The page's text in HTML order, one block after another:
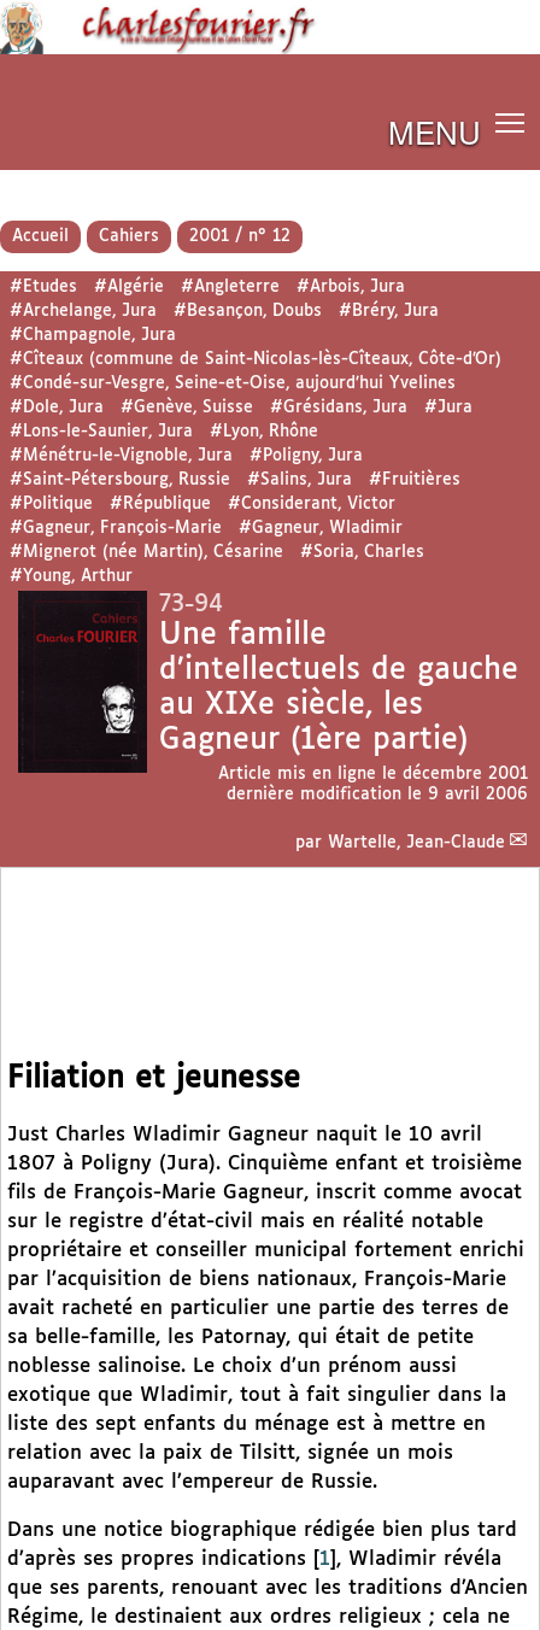
MENU
Accueil Cahiers 2001 / n° 12
#Etudes #Algérie #Angleterre
#Arbois, Jura
#Archelange, Jura
#Besançon, Doubs
#Bréry, Jura
#Champagnole, Jura
#Cîteaux (commune de Saint-Nicolas-lès-Cîteaux, Côte-d’Or)
#Condé-sur-Vesgre, Seine-et-Oise, aujourd’hui Yvelines
#Dole, Jura
#Genève, Suisse #Grésidans, Jura
#Jura
#Lons-le-Saunier, Jura
#Lyon, Rhône
#Ménétru-le-Vignoble, Jura
#Poligny, Jura
#Saint-Pétersbourg, Russie
#Salins, Jura
#Fruitières
#Politique
#République
#Considerant, Victor
#Gagneur, François-Marie
#Gagneur, Wladimir
#Mignerot (née Martin), Césarine
#Soria, Charles
#Young, Arthur
73-94
Une famille
d’intellectuels de gauche
au XIXe siècle, les
Gagneur (1ère partie)
Article mis en ligne le décembre 2001
dernière modification le 9 avril 2006
par Wartelle, Jean-Claude
Filiation et jeunesse
Just Charles Wladimir Gagneur naquit le 10 avril
1807 à Poligny (Jura). Cinquième enfant et troisième
fils de François-Marie Gagneur, inscrit comme avocat
sur le registre d’état-civil mais en réalité notable
propriétaire et conseiller municipal fortement enrichi
par l’acquisition de biens nationaux, François-Marie
avait racheté en particulier une partie des terres de
sa belle-famille, les Patornay, qui était de petite
noblesse salinoise. Le choix d’un prénom aussi
exotique que Wladimir, tout à fait singulier dans la
liste des sept enfants du ménage est à mettre en
relation avec la paix de Tilsitt, signée un mois
auparavant avec l’empereur de Russie.
Dans une notice biographique rédigée bien plus tard
d’après ses propres indications
1 , Wladimir révéla
que ses parents, renouant avec les traditions d’Ancien
Régime, le destinaient aux ordres religieux ; cela ne